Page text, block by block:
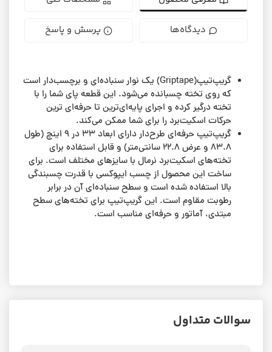
دیدگاه‌ها پرسش و پاسخ
گریپ‌تیپ(Griptape) یک نوار سنباده‌ای و برچسب‌دار است
که روی تخته چسبانده می‌شود. این قطعه پای شما را با
تخته درگیر کرده و اجرای پایه‌ای‌ترین تا حرفه‌ای ترین
حرکات اسکیت‌برد را برای شما ممکن می‌کند.
گریپ‌تیپ حرفه‌ای طرح‌دار دارای ابعاد ۳۳ در ۹ اینچ (طول
۸۳.۸ و عرض ۲۲.۸ سانتی‌متر) و قابل استفاده برای
تخته‌های اسکیت‌برد نرمال با سایزهای مختلف است. برای
ساخت این محصول از چسب ایپوکسی با قدرت چسبندگی
بالا استفاده شده است و سطح سنباده‌ای آن در برابر
رطوبت مقاوم است. این گریپ‌تیپ برای تخته‌های سطح
مبتدی، آماتور و حرفه‌ای مناسب است.
سوالات متداول